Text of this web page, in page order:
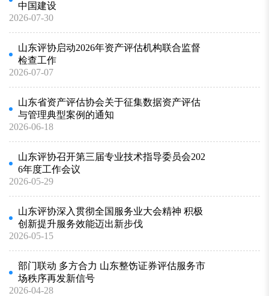
中国建设
2026-07-30
山东评协启动2026年资产评估机构联合监督
检查工作
2026-07-07
山东省资产评估协会关于征集数据资产评估
与管理典型案例的通知
2026-06-18
山东评协召开第三届专业技术指导委员会202
6年度工作会议
2026-05-29
山东评协深入贯彻全国服务业大会精神 积极
创新提升服务效能迈出新步伐
2026-05-15
部门联动 多方合力 山东整饬证券评估服务市
场秩序再发新信号
2026-04-28